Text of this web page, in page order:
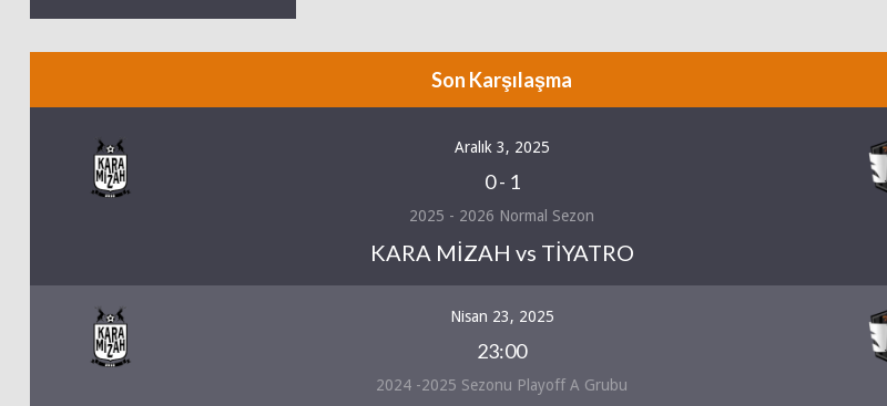
Son Karşılaşma
Aralık 3, 2025
0- 1
2025 - 2026 Normal Sezon
KARA MİZAH vs TİYATRO
Nisan 23, 2025
23:00
2024 -2025 Sezonu Playoff A Grubu